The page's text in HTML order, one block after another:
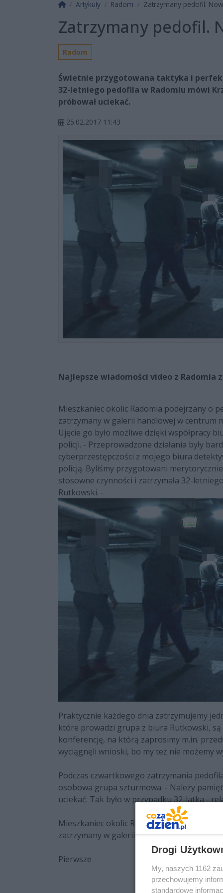
Strona główna
Artykuły Radom Zatrzymany pedofil.
Zatrzymany pedofil.
Radom
Świetnie przygotowana taktyka i
32-letniego pedofila w Radomiu mówi
próbował uciekać.
25.02.2017 11:43
Najlepsze wiadomości video z Radomia
Mieszkaniec okolic Radomia podejrzany o
zatrzymany w galerii handlowej w centrum
Ujęcie go było możliwe dzięki współpracy
policji. - Przeprowadzone działania były
cyberprzestępczości z mojego biura
policją. Byliśmy przygotowani
stosowne czynności i zatrzymała 32-
Rutkowski. -
Praktycznie każdego dnia zatrzymujemy
które prowadzi grupa z biura Rutkowski,
konferencję, na którą zaprosimy m.in.
wyciągnęli wnioski, bo my też nie możemy
Podczas czwartkowego zatrzymania
osobowa grupa szturmowa. - Należy
uciekać. Tak było w przypadku 32-latka -
Mieszkaniec okolic Radomia podejrzany o
zatrzymany w galerii handlowej w centrum
Pierwsze
Drogi
My, naszych 1162
przechowujemy
standardowe